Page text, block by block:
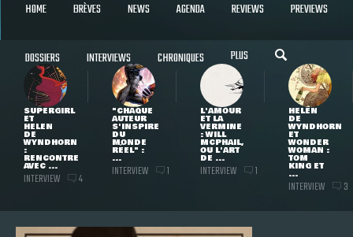
HOME BRÈVES NEWS AGENDA REVIEWS PREVIEWS
DOSSIERS INTERVIEWS CHRONIQUES PLUS
SUPERGIRL
ET
HELEN
DE
WYNDHORN
:
RENCONTRE
AVEC ...
INTERVIEW 4
"CHAQUE
AUTEUR
S'INSPIRE
DU
MONDE
RÉEL" :
...
INTERVIEW 1
L'AMOUR
ET LA
VERMINE
: WILL
MCPHAIL,
OU L'ART
DE ...
INTERVIEW 1
HELEN
DE
WYNDHORN
ET
WONDER
WOMAN :
TOM
KING ET
...
INTERVIEW 3